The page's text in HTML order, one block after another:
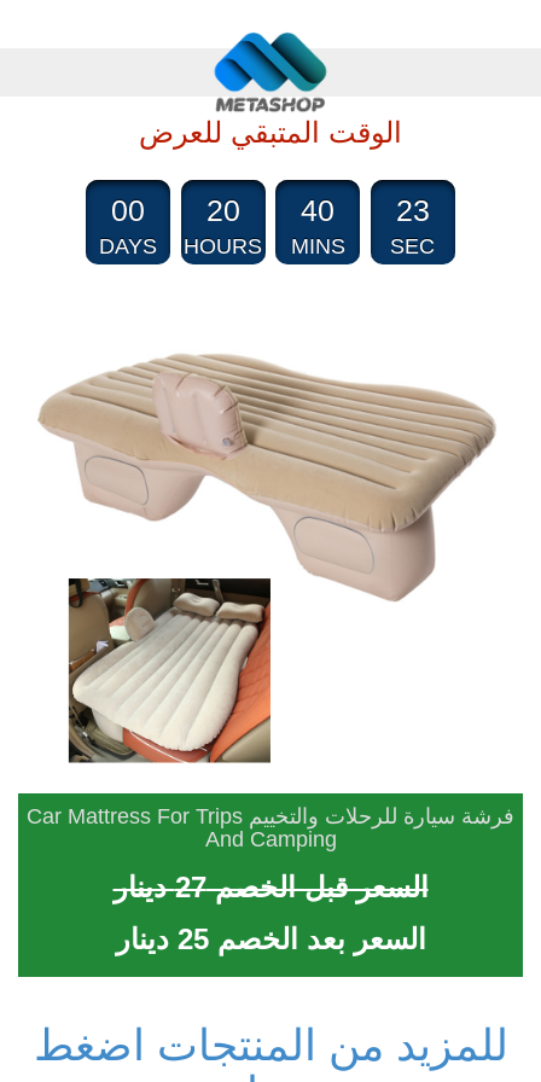
الوقت المتبقي للعرض
00
DAYS
20
HOURS
40
MINS
22
SEC
فرشة سيارة للرحلات والتخييم Car Mattress For Trips
And Camping
السعر قبل الخصم 27 دينار
السعر بعد الخصم 25 دينار
للمزيد من المنتجات اضغط